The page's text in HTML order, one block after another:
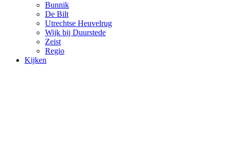
Bunnik
De Bilt
Utrechtse Heuvelrug
Wijk bij Duurstede
Zeist
Regio
Kijken